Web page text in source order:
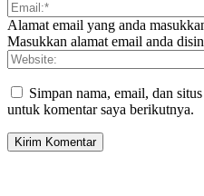
Alamat email yang anda
Masukkan alamat email anda disin
Simpan nama, email, dan
untuk komentar saya berikutnya.